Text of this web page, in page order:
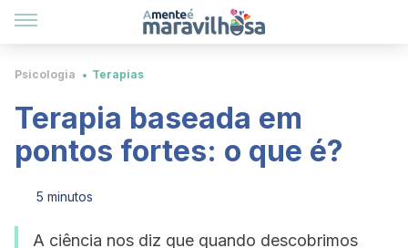
Psicologia Terapias
Terapia baseada em
pontos fortes: o que é?
5 minutos
A ciência nos diz que quando descobrimos